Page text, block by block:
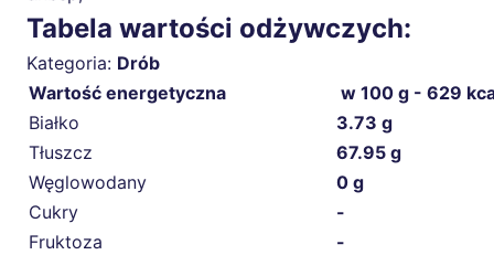
Tabela wartości odżywczych:
Kategoria: Drób
Wartość energetyczna
w 100 g - 629
Białko
3.73 g
Tłuszcz
67.95 g
Węglowodany
0 g
Cukry
-
Fruktoza
-